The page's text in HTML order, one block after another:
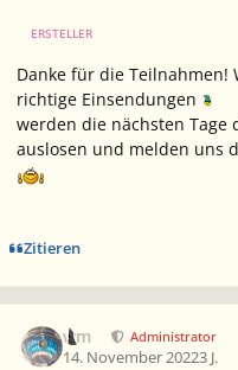
ERSTELLER
Danke für die Teilnahmen!
richtige Einsendungen
werden die nächsten Tage
auslosen und melden uns
Zitieren
wm Administrator
14. November 20223 J.